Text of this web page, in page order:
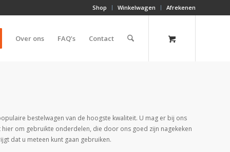
Shop Winkelwagen Afrekenen
Over ons FAQ’s Contact
bestelwagen van de hoogste kwaliteit. U mag er bij ons
om gebruikte onderdelen, die door ons goed zijn nagekeken
dat u meteen kunt gaan gebruiken.